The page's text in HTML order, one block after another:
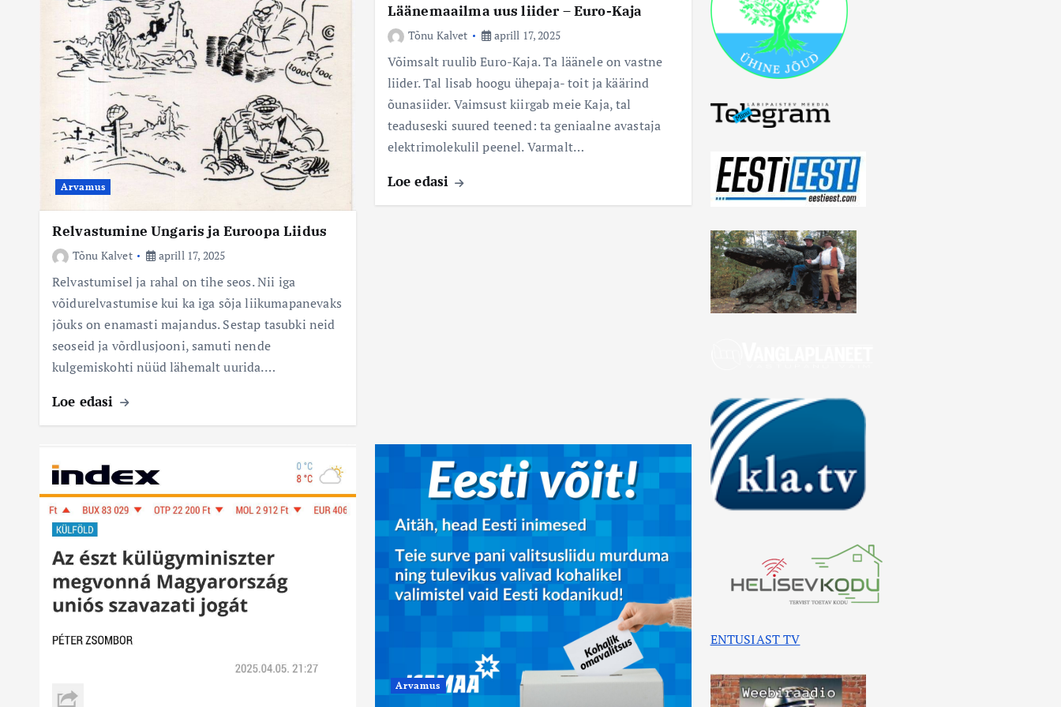
Arvamus
Relvastumine Ungaris ja Euroopa Liidus
Tõnu Kalvet aprill 17, 2025
Relvastumisel ja rahal on tihe seos. Nii iga
võidurelvastumise kui ka iga sõja liikumapanevaks
jõuks on enamasti majandus. Sestap tasubki neid
seoseid ja võrdlusjooni, samuti nende
kulgemiskohti nüüd lähemalt uurida.…
Loe edasi
Läänemaailma uus liider – Euro-Kaja
Tõnu Kalvet aprill 17, 2025
Võimsalt ruulib Euro-Kaja. Ta läänele on vastne
liider. Tal lisab hoogu ühepaja- toit ja käärind
õunasiider. Vaimsust kiirgab meie Kaja, tal
teaduseski suured teened: ta geniaalne avastaja
elektrimolekulil peenel. Varmalt…
Loe edasi
Arvamus
ENTUSIAST TV